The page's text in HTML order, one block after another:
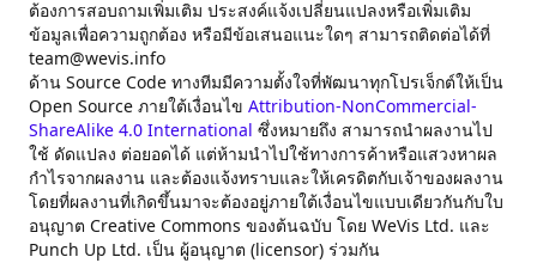
ต้องการสอบถามเพิ่มเติม ประสงค์แจ้งเปลี่ยนแปลงหรือเพิ่มเติม
ข้อมูลเพื่อความถูกต้อง หรือมีข้อเสนอแนะใดๆ สามารถติดต่อได้ที่
team@wevis.info
ด้าน Source Code ทางทีมมีความตั้งใจที่พัฒนาทุกโปรเจ็กต์ให้เป็น
Open Source ภายใต้เงื่อนไข Attribution-NonCommercial-
ShareAlike 4.0 International ซึ่งหมายถึง สามารถนำผลงานไป
ใช้ ดัดแปลง ต่อยอดได้ แต่ห้ามนำไปใช้ทางการค้าหรือแสวงหาผล
กำไรจากผลงาน และต้องแจ้งทราบและให้เครดิตกับเจ้าของผลงาน
โดยที่ผลงานที่เกิดขึ้นมาจะต้องอยู่ภายใต้เงื่อนไขแบบเดียวกันกับใบ
อนุญาต Creative Commons ของต้นฉบับ โดย WeVis Ltd. และ
Punch Up Ltd. เป็น ผู้อนุญาต (licensor) ร่วมกัน